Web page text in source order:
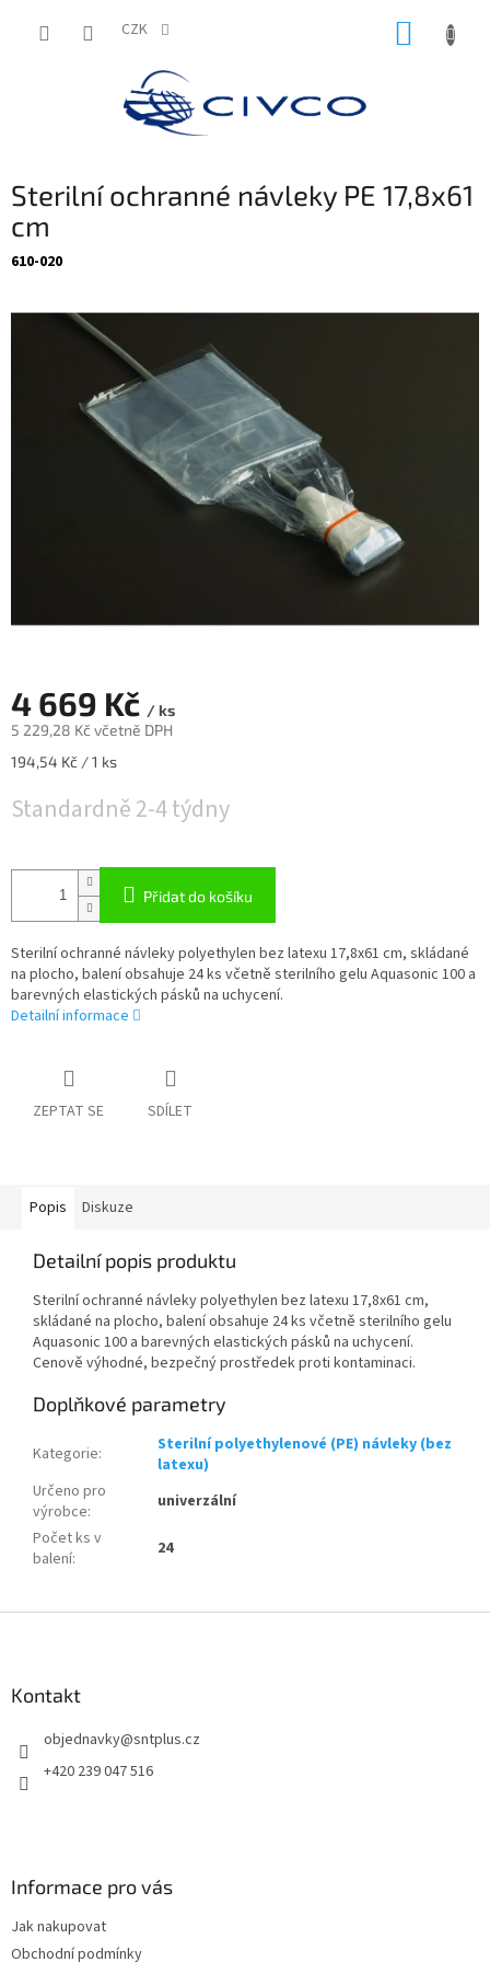
CZK
Sterilní ochranné návleky PE 17,8x61
cm
610-020
4 669 Kč / ks
5 229,28 Kč včetně DPH
Měrná
194,54 Kč / 1 ks
Standardně 2-4 týdny
Přidat do košíku
Sterilní ochranné návleky polyethylen bez latexu 17,8x61 cm, skládané
na plocho, balení obsahuje 24 ks včetně sterilního gelu Aquasonic 100 a
barevných elastických pásků na uchycení.
Detailní informace
ZEPTAT SE SDÍLET
Popis Diskuze
Detailní popis produktu
Sterilní ochranné návleky polyethylen bez latexu 17,8x61 cm,
skládané na plocho, balení obsahuje 24 ks včetně sterilního gelu
Aquasonic 100 a barevných elastických pásků na uchycení.
Cenově výhodné, bezpečný prostředek proti kontaminaci.
Doplňkové parametry
Kategorie:
Sterilní polyethylenové (PE) návleky (bez
latexu)
Určeno pro
výrobce:
univerzální
Počet ks v
balení: 24
Kontakt
objednavky@sntplus.cz
+420 239 047 516
Informace pro vás
Jak nakupovat
Obchodní podmínky